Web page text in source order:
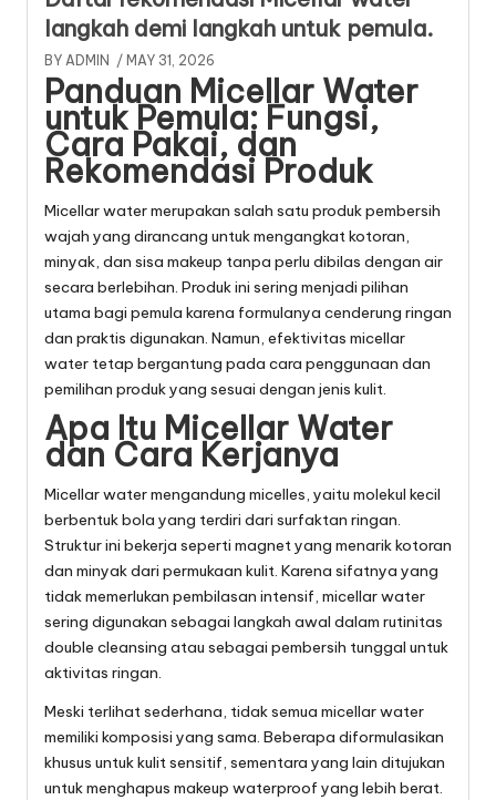
langkah demi langkah untuk pemula.
BY ADMIN / MAY 31, 2026
Panduan Micellar Water
untuk Pemula: Fungsi,
Cara Pakai, dan
Rekomendasi Produk
Micellar water merupakan salah satu produk pembersih
wajah yang dirancang untuk mengangkat kotoran,
minyak, dan sisa makeup tanpa perlu dibilas dengan air
secara berlebihan. Produk ini sering menjadi pilihan
utama bagi pemula karena formulanya cenderung ringan
dan praktis digunakan. Namun, efektivitas micellar
water tetap bergantung pada cara penggunaan dan
pemilihan produk yang sesuai dengan jenis kulit.
Apa Itu Micellar Water
dan Cara Kerjanya
Micellar water mengandung micelles, yaitu molekul kecil
berbentuk bola yang terdiri dari surfaktan ringan.
Struktur ini bekerja seperti magnet yang menarik kotoran
dan minyak dari permukaan kulit. Karena sifatnya yang
tidak memerlukan pembilasan intensif, micellar water
sering digunakan sebagai langkah awal dalam rutinitas
double cleansing atau sebagai pembersih tunggal untuk
aktivitas ringan.
Meski terlihat sederhana, tidak semua micellar water
memiliki komposisi yang sama. Beberapa diformulasikan
khusus untuk kulit sensitif, sementara yang lain ditujukan
untuk menghapus makeup waterproof yang lebih berat.